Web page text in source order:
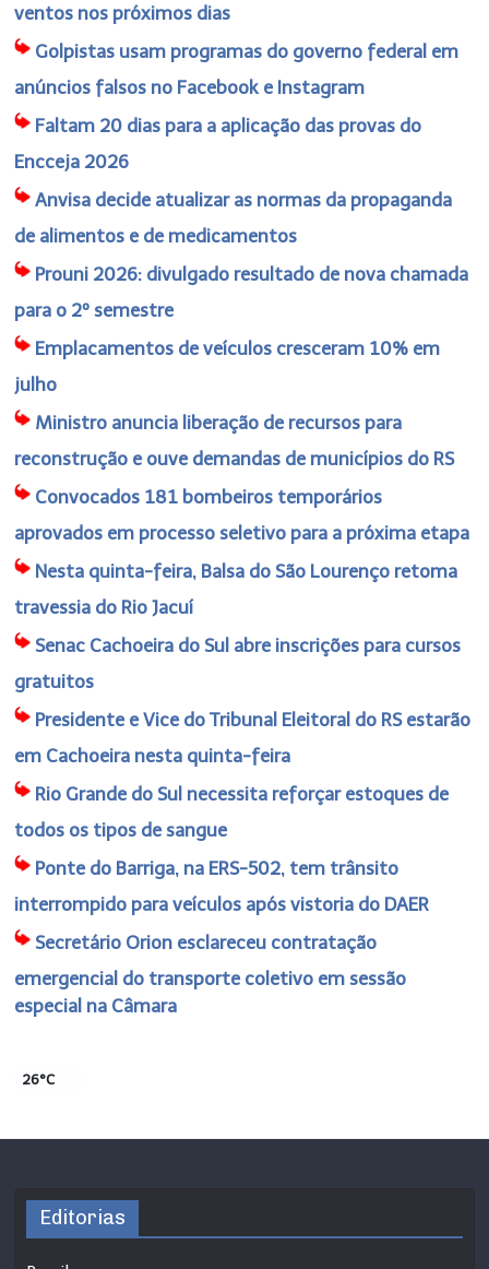
ventos nos próximos dias
Golpistas usam programas do governo federal em
anúncios falsos no Facebook e Instagram
Faltam 20 dias para a aplicação das provas do
Encceja 2026
Anvisa decide atualizar as normas da propaganda
de alimentos e de medicamentos
Prouni 2026: divulgado resultado de nova chamada
para o 2º semestre
Emplacamentos de veículos cresceram 10% em
julho
Ministro anuncia liberação de recursos para
reconstrução e ouve demandas de municípios do RS
Convocados 181 bombeiros temporários
aprovados em processo seletivo para a próxima etapa
Nesta quinta-feira, Balsa do São Lourenço retoma
travessia do Rio Jacuí
Senac Cachoeira do Sul abre inscrições para cursos
gratuitos
Presidente e Vice do Tribunal Eleitoral do RS estarão
em Cachoeira nesta quinta-feira
Rio Grande do Sul necessita reforçar estoques de
todos os tipos de sangue
Ponte do Barriga, na ERS-502, tem trânsito
interrompido para veículos após vistoria do DAER
Secretário Orion esclareceu contratação
emergencial do transporte coletivo em sessão
especial na Câmara
26°C
Editorias